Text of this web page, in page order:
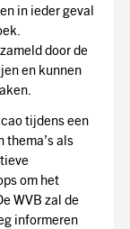
in ieder geval
door de
en kunnen
tijdens een
thema’s als
om het
WVB zal de
informeren